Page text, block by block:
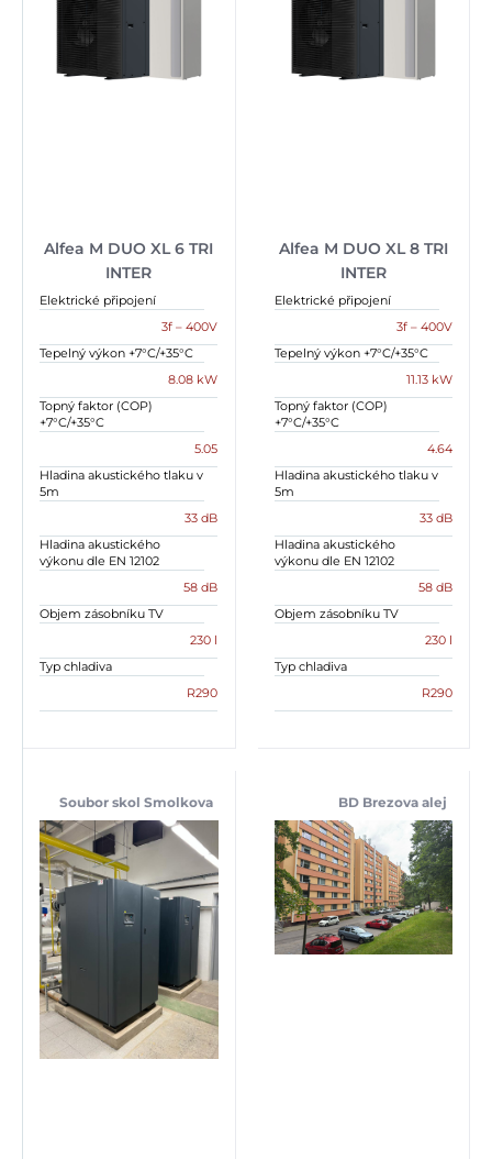
Alfea M DUO XL 6 TRI
INTER
Elektrické připojení
3f – 400V
Tepelný výkon +7°C/+35°C
8.08 kW
Topný faktor (COP)
+7°C/+35°C
5.05
Hladina akustického tlaku v
5m
33 dB
Hladina akustického
výkonu dle EN 12102
58 dB
Objem zásobníku TV
230 l
Typ chladiva
R290
Alfea M DUO XL 8 TRI
INTER
Elektrické připojení
3f – 400V
Tepelný výkon +7°C/+35°C
11.13 kW
Topný faktor (COP)
+7°C/+35°C
4.64
Hladina akustického tlaku v
5m
33 dB
Hladina akustického
výkonu dle EN 12102
58 dB
Objem zásobníku TV
230 l
Typ chladiva
R290
Soubor skol Smolkova BD Brezova alej